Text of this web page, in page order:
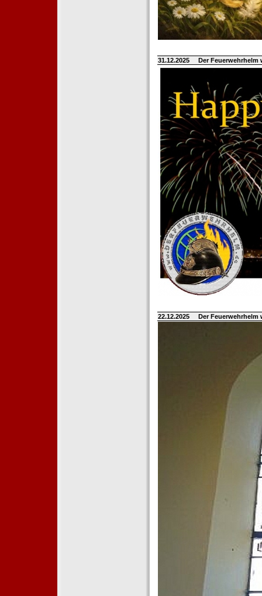
31.12.2025 Der
22.12.2025 Der